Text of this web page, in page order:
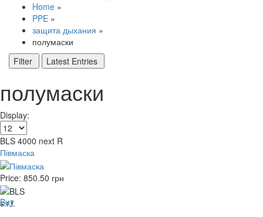
Home »
PPE »
защита дыхания »
полумаски
Filter
Latest Entries
полумаски
Display:
BLS 4000 next R
Півмаска
Price: 850.50 грн
Buy